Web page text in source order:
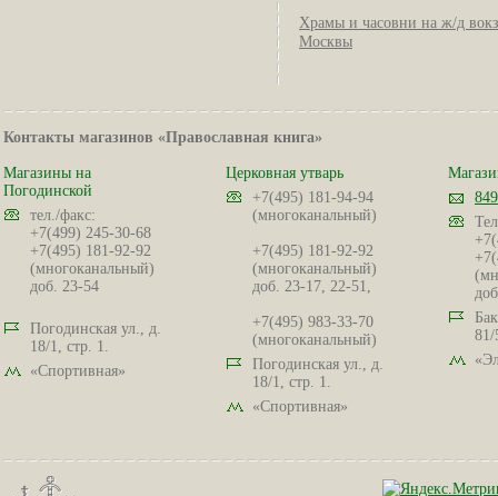
Храмы и часовни на ж/д
Москвы
Контакты магазинов «Православная книга»
Магазины на
Погодинской
тел./факс:
+7(499) 245-30-68
+7(495) 181-92-92
(многоканальный)
доб. 23-54
Погодинская ул., д.
18/1, стр. 1.
«Спортивная»
Церковная утварь
+7(495) 181-94-94
(многоканальный)
+7(495) 181-92-92
(многоканальный)
доб. 23-17, 22-51,
+7(495) 983-33-70
(многоканальный)
Погодинская ул., д.
18/1, стр. 1.
«Спортивная»
81/